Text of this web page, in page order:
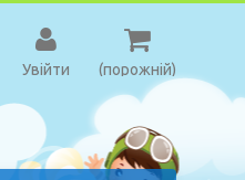
(порожній)
Увійти